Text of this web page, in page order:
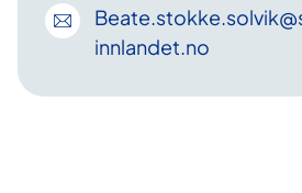
Beate.stokke.solvik
innlandet.no